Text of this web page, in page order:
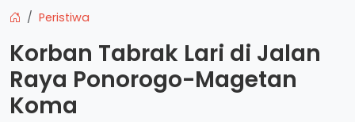
Peristiwa
Korban Tabrak Lari di Jalan
Raya Ponorogo-Magetan
Koma